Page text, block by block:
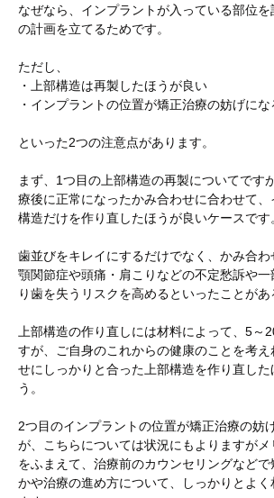
なぜなら、インプラントが入っている部位
の計画を立てるためです。
ただし、
・上部構造は再製したほうが良い
・インプラントの位置が矯正治療の妨げに
といった2つの注意点があります。
まず、1つ目の上部構造の再製についてです
療後に正常になったかみ合わせに合わせて
構造だけを作り直したほうが良いケースです
歯並びをキレイにするだけでなく、かみ合わ
顎関節症や頭痛・肩こりなどの不定愁訴や
り歯を失うリスクを高めるといったことがあ
上部構造の作り直しには材料によって、5～
すが、ご自身のこれからの健康のことを考
せにしっかりと合った上部構造を作り直した
う。
2つ目のインプラントの位置が矯正治療の妨
が、こちらについては状況にもよりますがメ
をふまえて、治療前のカウンセリングなど
かや治療の進め方について、しっかりとよく